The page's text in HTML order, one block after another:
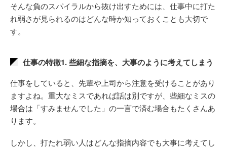
そんな負のスパイラルから抜け出すためには、仕事中に打た
れ弱さが見られるのはどんな時か知っておくことも大切で
す。
仕事の特徴1. 些細な指摘を、大事のように考えてしまう
仕事をしていると、先輩や上司から注意を受けることがあり
ますよね。重大なミスであれば話は別ですが、些細なミスの
場合は「すみませんでした」の一言で済む場合もたくさんあ
ります。
しかし、打たれ弱い人はどんな指摘内容でも大事に考えてし